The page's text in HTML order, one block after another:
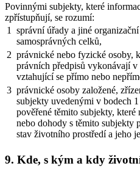
Povinnými subjekty, které
zpřístupňují, se rozumí:
1
správní úřady a jiné
samosprávných celků,
2 právnické nebo fyzické osoby,
právních předpisů vykonávají v
vztahující se přímo nebo
3 právnické osoby založené,
subjekty uvedenými v bodech
pověřené těmito subjekty, které
nebo dohody s těmito
stav životního prostředí a jeho
9. Kde, s kým a kdy